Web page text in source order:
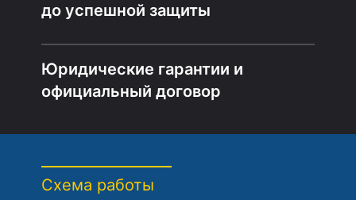
до успешной защиты
Юридические гарантии и
официальный договор
Схема работы